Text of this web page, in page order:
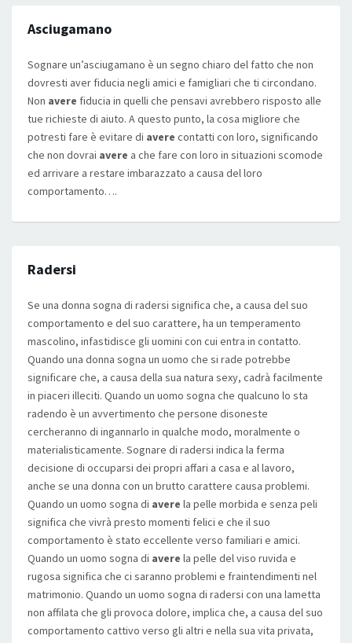
Asciugamano
Sognare un’asciugamano è un segno chiaro del fatto che non
dovresti aver fiducia negli amici e famigliari che ti circondano.
Non avere fiducia in quelli che pensavi avrebbero risposto alle
tue richieste di aiuto. A questo punto, la cosa migliore che
potresti fare è evitare di avere contatti con loro, significando
che non dovrai avere a che fare con loro in situazioni scomode
ed arrivare a restare imbarazzato a causa del loro
comportamento….
Radersi
Se una donna sogna di radersi significa che, a causa del suo
comportamento e del suo carattere, ha un temperamento
mascolino, infastidisce gli uomini con cui entra in contatto.
Quando una donna sogna un uomo che si rade potrebbe
significare che, a causa della sua natura sexy, cadrà facilmente
in piaceri illeciti. Quando un uomo sogna che qualcuno lo sta
radendo è un avvertimento che persone disoneste
cercheranno di ingannarlo in qualche modo, moralmente o
materialisticamente. Sognare di radersi indica la ferma
decisione di occuparsi dei propri affari a casa e al lavoro,
anche se una donna con un brutto carattere causa problemi.
Quando un uomo sogna di avere la pelle morbida e senza peli
significa che vivrà presto momenti felici e che il suo
comportamento è stato eccellente verso familiari e amici.
Quando un uomo sogna di avere la pelle del viso ruvida e
rugosa significa che ci saranno problemi e fraintendimenti nel
matrimonio. Quando un uomo sogna di radersi con una lametta
non affilata che gli provoca dolore, implica che, a causa del suo
comportamento cattivo verso gli altri e nella sua vita privata,